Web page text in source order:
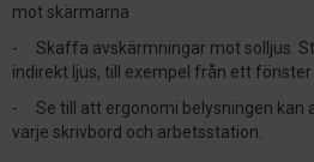
mot skärmarna
- Skaffa avskärmningar mot solljus.
indirekt ljus, till exempel från ett fönster
- Se till att ergonomi belysningen kan
varje skrivbord och arbetsstation.